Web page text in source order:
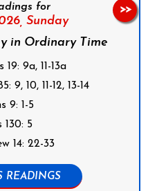
for
Sunday
in Ordinary Time
9a, 11-13a
9, 10, 11-12, 13-14
9: 1-5
130: 5
14: 22-33
READINGS
>>